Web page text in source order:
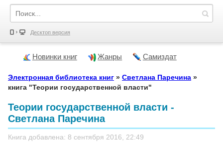
Десктоп версия
Новинки книг Жанры Самиздат
Электронная библиотека книг » Светлана Паречина »
книга "Теории государственной власти"
Теории государственной власти -
Светлана Паречина
Книга добавлена: 8 сентября 2016, 22:49